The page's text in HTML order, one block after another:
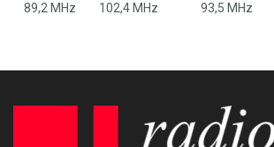
89,2 MHz
102,4 MHz 93,5 MHz